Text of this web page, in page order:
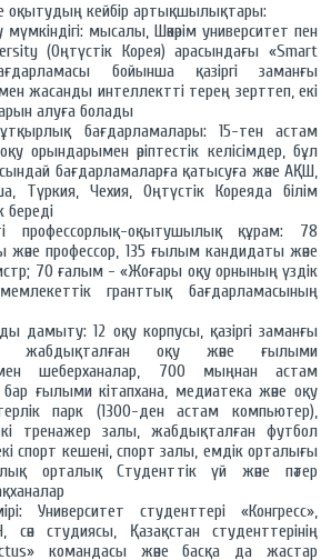
оқытудың кейбір артықшылықтары:
мысалы, Шәкәрім университет пен
(Оңтүстік Корея) арасындағы «Smart
бойынша қазіргі заманғы
жасанды интеллектті терең зерттеп, екі
алуға болады
бағдарламалары: 15-тен астам
орындарымен әріптестік келісімдер, бұл
бағдарламаларға қатысуға және АҚШ,
Түркия, Чехия, Оңтүстік Кореяда білім
береді
профессорлық-оқытушылық құрам: 78
профессор, 135 ғылым кандидаты және
70 ғалым - «Жоғары оқу орнының үздік
гранттық бағдарламасының
дамыту: 12 оқу корпусы, қазіргі заманғы
жабдықталған оқу және ғылыми
шеберханалар, 700 мыңнан астам
ғылыми кітапхана, медиатека және оқу
парк (1300-ден астам компьютер),
тренажер залы, жабдықталған футбол
спорт кешені, спорт залы, емдік орталығы
орталық Студенттік үй және пәтер
Университет студенттері «Конгресс»,
сән студиясы, Қазақстан студенттерінің
командасы және басқа да жастар